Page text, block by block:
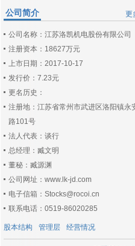
更
公司简介
公司名称：江苏洛凯机电股份有限公司
注册资本：18627万元
上市日期：2017-10-17
发行价：7.23元
更名历史：
注册地：江苏省常州市武进区洛阳镇永
路101号
法人代表：谈行
总经理：臧文明
董秘：臧源渊
公司网址：www.lk-jd.com
电子信箱：Stocks@rocoi.cn
联系电话：0519-86020285
股本结构 管理层 经营情况